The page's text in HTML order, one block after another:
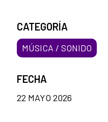
CATEGORÍA
MÚSICA / SONIDO
FECHA
22 MAYO 2026